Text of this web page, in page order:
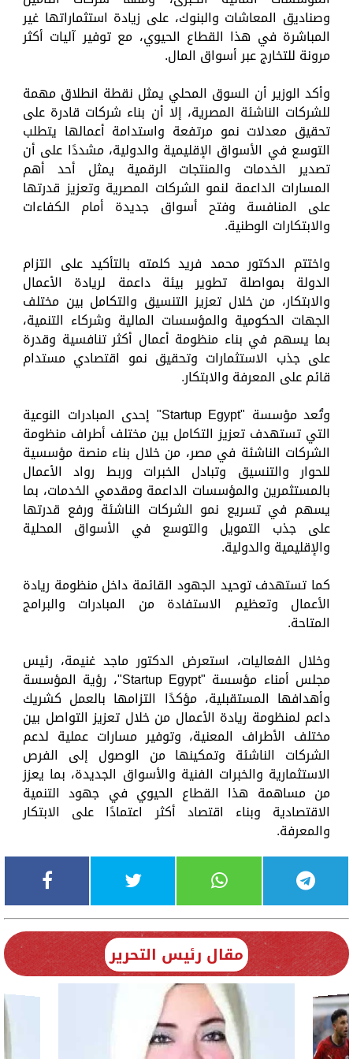
وصناديق المعاشات والبنوك، على زيادة استثماراتها غير
المباشرة في هذا القطاع الحيوي، مع توفير آليات أكثر
مرونة للتخارج عبر أسواق المال.
وأكد الوزير أن السوق المحلي يمثل نقطة انطلاق مهمة
للشركات الناشئة المصرية، إلا أن بناء شركات قادرة على
تحقيق معدلات نمو مرتفعة واستدامة أعمالها يتطلب
التوسع في الأسواق الإقليمية والدولية، مشددًا على أن
تصدير الخدمات والمنتجات الرقمية يمثل أحد أهم
المسارات الداعمة لنمو الشركات المصرية وتعزيز قدرتها
على المنافسة وفتح أسواق جديدة أمام الكفاءات
والابتكارات الوطنية.
واختتم الدكتور محمد فريد كلمته بالتأكيد على التزام
الدولة بمواصلة تطوير بيئة داعمة لريادة الأعمال
والابتكار، من خلال تعزيز التنسيق والتكامل بين مختلف
الجهات الحكومية والمؤسسات المالية وشركاء التنمية،
بما يسهم في بناء منظومة أعمال أكثر تنافسية وقدرة
على جذب الاستثمارات وتحقيق نمو اقتصادي مستدام
قائم على المعرفة والابتكار.
وتُعد مؤسسة "Startup Egypt" إحدى المبادرات النوعية
التي تستهدف تعزيز التكامل بين مختلف أطراف منظومة
الشركات الناشئة في مصر، من خلال بناء منصة مؤسسية
للحوار والتنسيق وتبادل الخبرات وربط رواد الأعمال
بالمستثمرين والمؤسسات الداعمة ومقدمي الخدمات، بما
يسهم في تسريع نمو الشركات الناشئة ورفع قدرتها
على جذب التمويل والتوسع في الأسواق المحلية
والإقليمية والدولية.
كما تستهدف توحيد الجهود القائمة داخل منظومة ريادة
الأعمال وتعظيم الاستفادة من المبادرات والبرامج
المتاحة.
وخلال الفعاليات، استعرض الدكتور ماجد غنيمة، رئيس
مجلس أمناء مؤسسة "Startup Egypt"، رؤية المؤسسة
وأهدافها المستقبلية، مؤكدًا التزامها بالعمل كشريك
داعم لمنظومة ريادة الأعمال من خلال تعزيز التواصل بين
مختلف الأطراف المعنية، وتوفير مسارات عملية لدعم
الشركات الناشئة وتمكينها من الوصول إلى الفرص
الاستثمارية والخبرات الفنية والأسواق الجديدة، بما يعزز
من مساهمة هذا القطاع الحيوي في جهود التنمية
الاقتصادية وبناء اقتصاد أكثر اعتمادًا على الابتكار
والمعرفة.
مقال رئيس التحرير